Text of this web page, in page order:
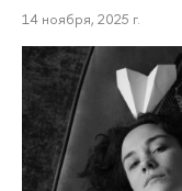
14 ноября, 2025 г.